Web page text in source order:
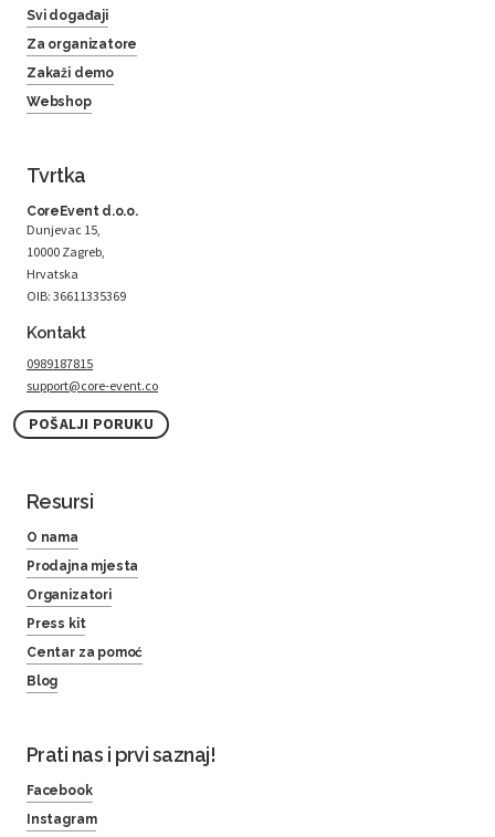
Svi događaji
Za organizatore
Zakaži demo
Webshop
Tvrtka
CoreEvent d.o.o.
Dunjevac 15,
10000 Zagreb,
Hrvatska
OIB: 36611335369
Kontakt
0989187815
support@core-event.co
POŠALJI PORUKU
Resursi
O nama
Prodajna mjesta
Organizatori
Press kit
Centar za pomoć
Blog
Prati nas i prvi saznaj!
Facebook
Instagram